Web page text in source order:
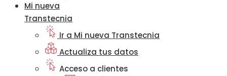
Mi nueva
Transtecnia
Ir a Mi nueva Transtecnia
Actualiza tus datos
Acceso a clientes